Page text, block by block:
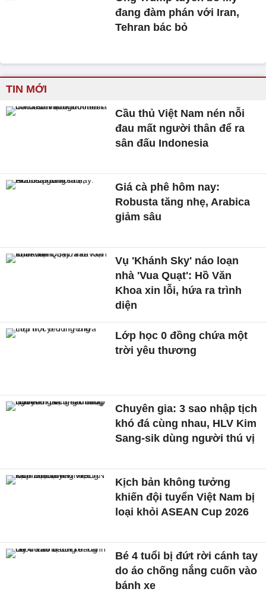
đang đàm phán với Iran,
Tehran bác bỏ
TIN MỚI
Cầu thủ Việt Nam nén nỗi
đau mất người thân để ra
sân đấu Indonesia
Giá cà phê hôm nay:
Robusta tăng nhẹ, Arabica
giảm sâu
Vụ 'Khánh Sky' náo loạn
nhà 'Vua Quạt': Hồ Văn
Khoa xin lỗi, hứa ra trình
diện
Lớp học 0 đồng chứa một
trời yêu thương
Chuyên gia: 3 sao nhập tịch
khó đá cùng nhau, HLV Kim
Sang-sik dùng người thú vị
Kịch bản không tưởng
khiến đội tuyển Việt Nam bị
loại khỏi ASEAN Cup 2026
Bé 4 tuổi bị đứt rời cánh tay
do áo chống nắng cuốn vào
bánh xe